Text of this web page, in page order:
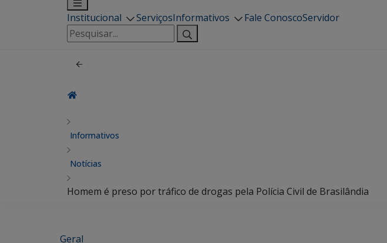
Institucional ServiçosInformativos Fale ConoscoServidor
Pesquisar
por:
Informativos
Notícias
Homem é preso por tráfico de drogas pela Polícia Civil de Brasilândia
Geral